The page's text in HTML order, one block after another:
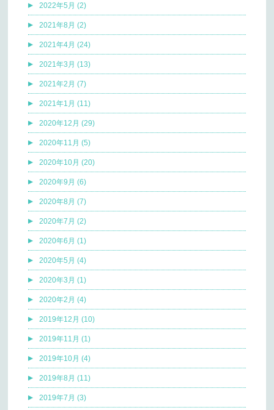
2022年5月 (2)
2021年8月 (2)
2021年4月 (24)
2021年3月 (13)
2021年2月 (7)
2021年1月 (11)
2020年12月 (29)
2020年11月 (5)
2020年10月 (20)
2020年9月 (6)
2020年8月 (7)
2020年7月 (2)
2020年6月 (1)
2020年5月 (4)
2020年3月 (1)
2020年2月 (4)
2019年12月 (10)
2019年11月 (1)
2019年10月 (4)
2019年8月 (11)
2019年7月 (3)